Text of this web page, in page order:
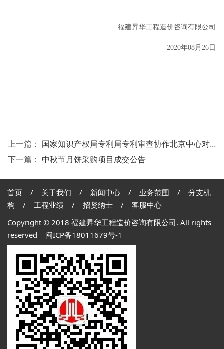
福建昇华工程造价咨询有限公司
2020年08月26 日
上一篇： 国家知识产权局专利局专利审查协作北京中心对 福建分中心网络专线扩容采购项目 单一来源公告
下一篇： 中秋节月饼采购项目成交公告
首页/ 关于我们 / 新闻中心/ 业务范围 / 分支机
构 / 工程业绩 / 招贤纳士 / 客服中心
Copyright © 2018 福建昇华工程造价咨询有限公司. All rights
reserved 闽ICP备18011679号-1